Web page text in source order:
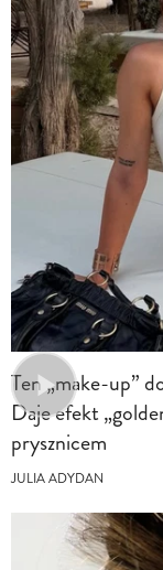
Ten „make-up”
Daje efekt
prysznicem
JULIA ADYDAN